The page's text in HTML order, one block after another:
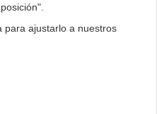
para ajustarlo a nuestros